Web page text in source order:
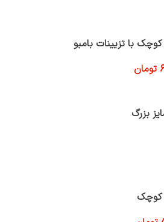
با تزیینات بامبو
تومان
بزرگ
کوچک